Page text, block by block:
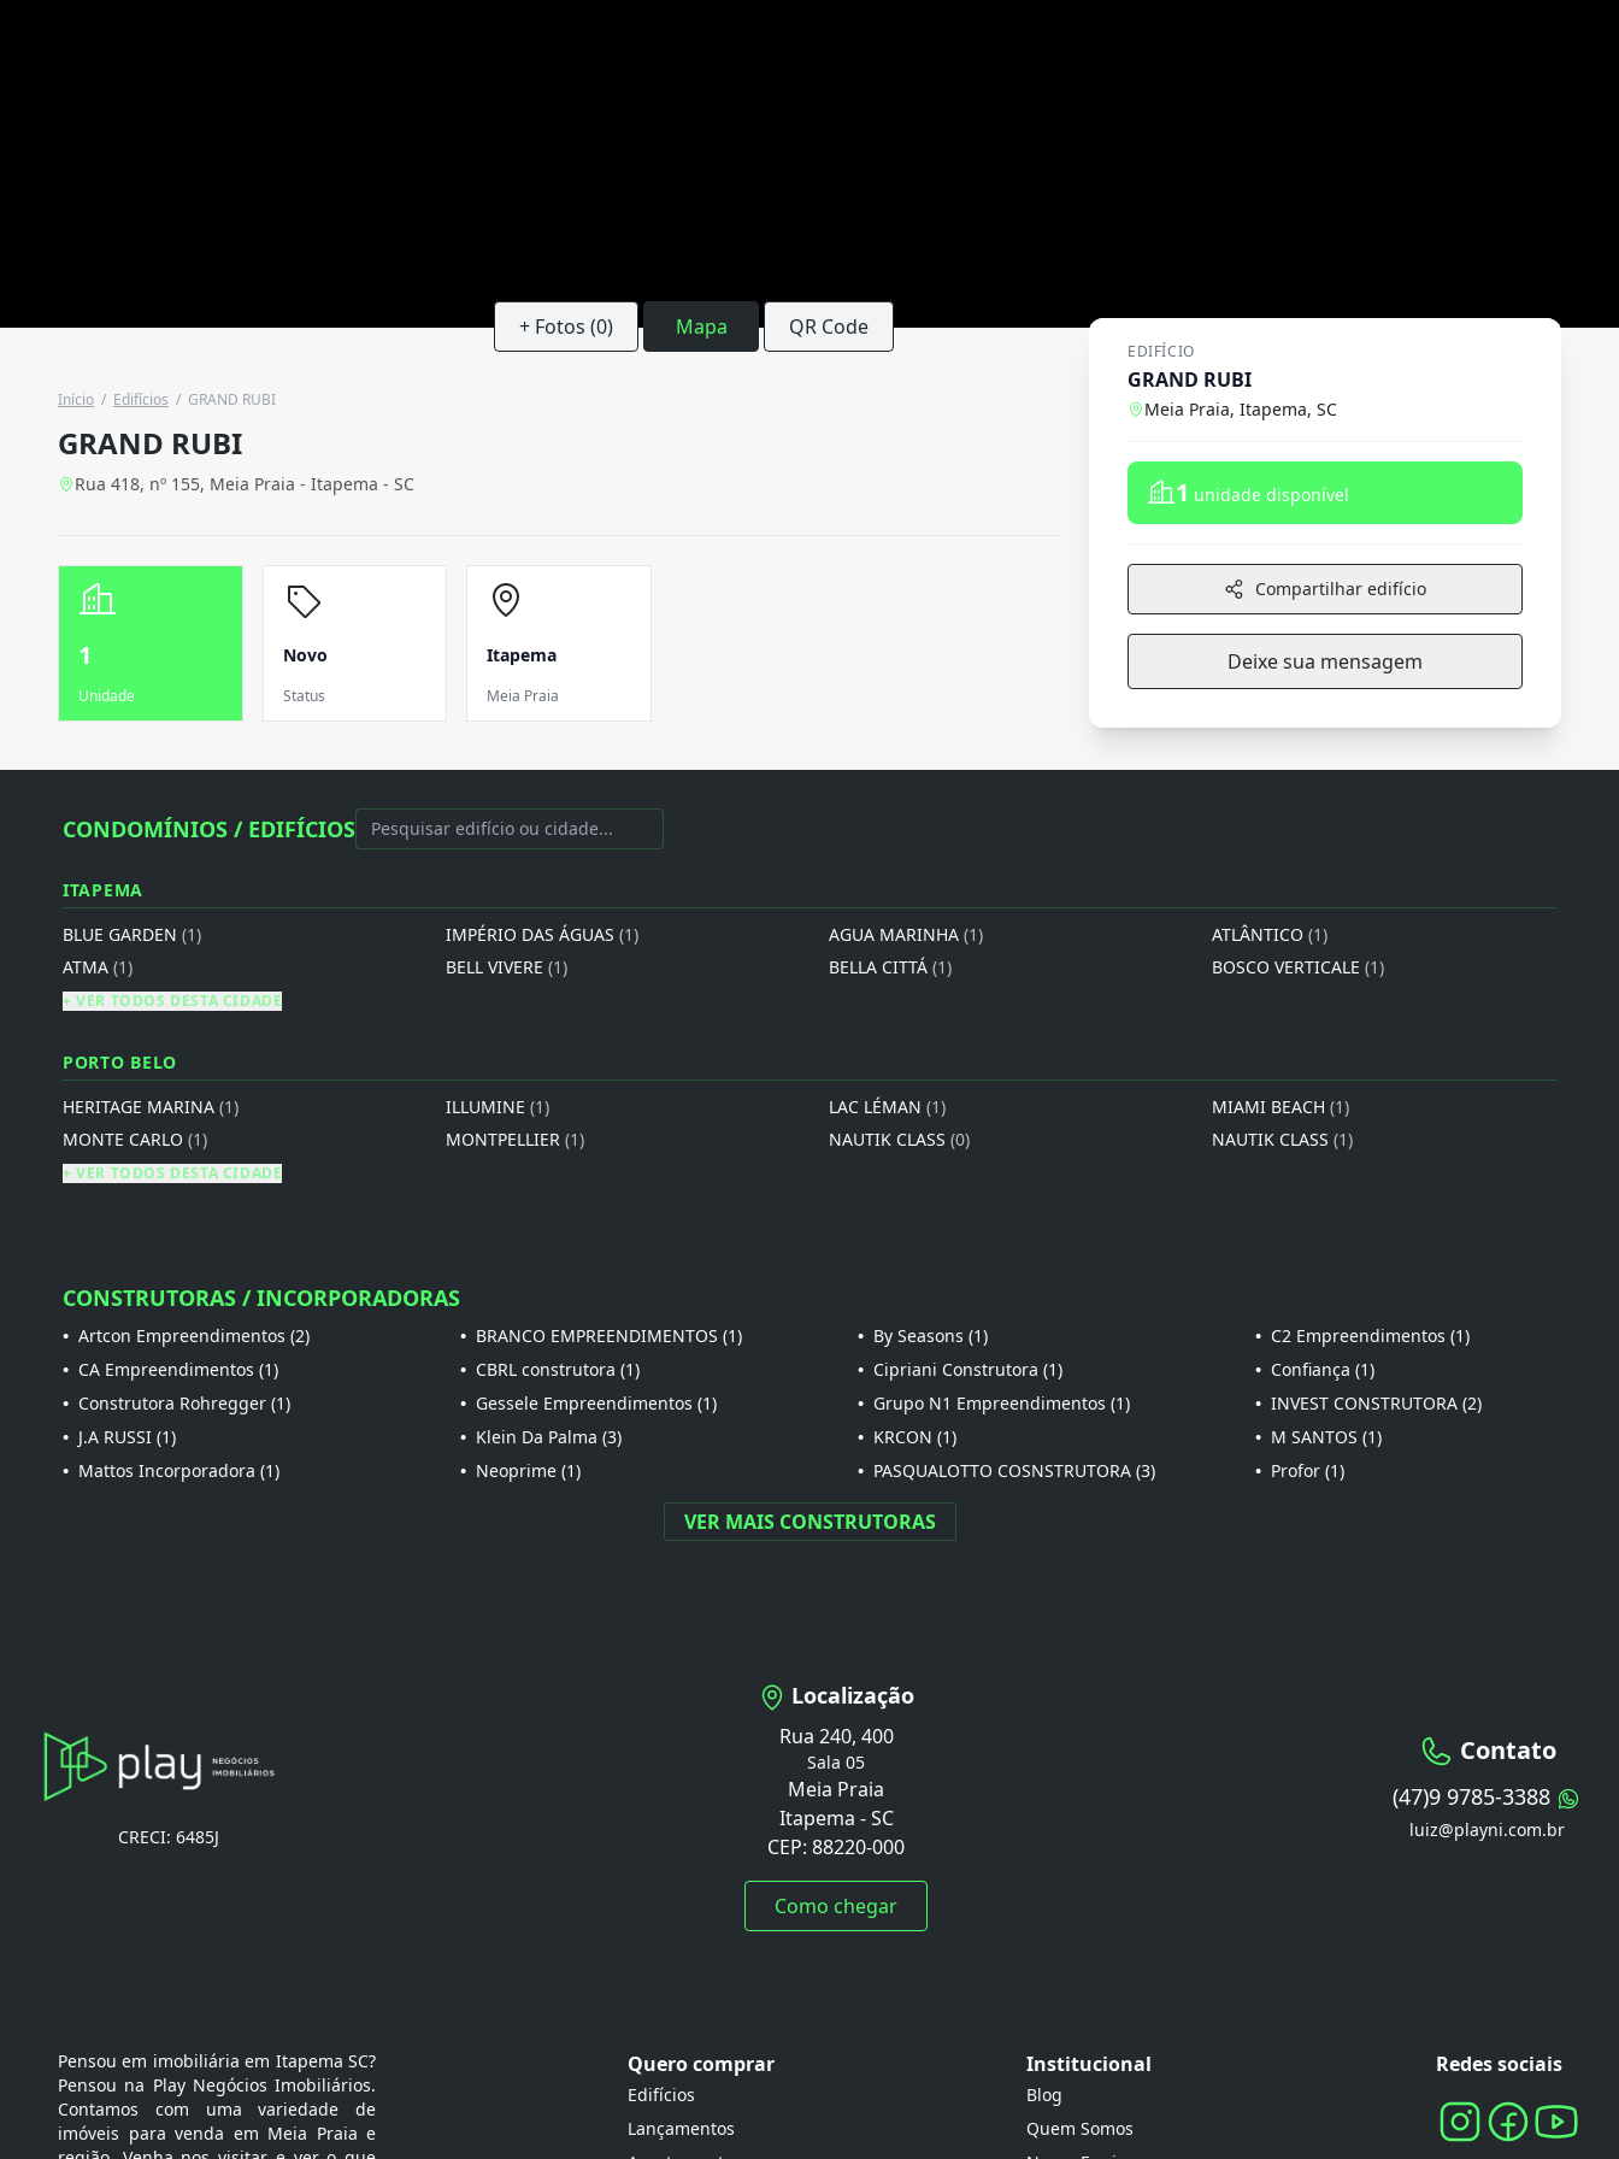
+ Fotos (0) Mapa QR Code
Início / Edifícios / GRAND RUBI
GRAND RUBI
Rua 418, nº 155, Meia Praia - Itapema - SC
1
Unidade
Novo
Status
Itapema
Meia Praia
EDIFÍCIO
GRAND RUBI
Meia Praia, Itapema, SC
1 unidade disponível
Compartilhar edifício
Deixe sua mensagem
CONDOMÍNIOS / EDIFÍCIOS
ITAPEMA
BLUE GARDEN (1) IMPÉRIO DAS ÁGUAS (1) AGUA MARINHA (1) ATLÂNTICO (1)
ATMA (1) BELL VIVERE (1) BELLA CITTÁ (1) BOSCO VERTICALE (1)
+ VER TODOS DESTA CIDADE
PORTO BELO
HERITAGE MARINA (1) ILLUMINE (1) LAC LÉMAN (1) MIAMI BEACH (1)
MONTE CARLO (1) MONTPELLIER (1) NAUTIK CLASS (0) NAUTIK CLASS (1)
+ VER TODOS DESTA CIDADE
CONSTRUTORAS / INCORPORADORAS
• Artcon Empreendimentos (2) • BRANCO EMPREENDIMENTOS (1) • By Seasons (1) • C2 Empreendimentos (1)
• CA Empreendimentos (1) • CBRL construtora (1) • Cipriani Construtora (1) • Confiança (1)
• Construtora Rohregger (1) • Gessele Empreendimentos (1) • Grupo N1 Empreendimentos (1) • INVEST CONSTRUTORA (2)
• J.A RUSSI (1) • Klein Da Palma (3) • KRCON (1) • M SANTOS (1)
• Mattos Incorporadora (1) • Neoprime (1) • PASQUALOTTO COSNSTRUTORA (3) • Profor (1)
VER MAIS CONSTRUTORAS
CRECI: 6485J
Localização
Rua 240, 400
Sala 05
Meia Praia
Itapema - SC
CEP: 88220-000
Como chegar
Contato
(47)9 9785-3388
luiz@playni.com.br
Pensou em imobiliária em Itapema SC?
Pensou na Play Negócios Imobiliários.
Contamos com uma variedade de
imóveis para venda em Meia Praia e
Quero comprar
Edifícios
Lançamentos
Institucional
Blog
Quem Somos
Redes sociais